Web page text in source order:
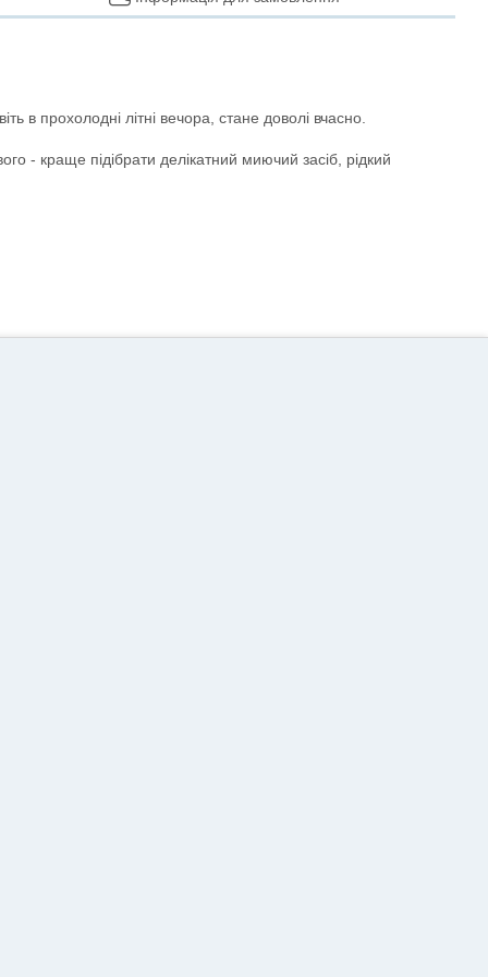
в прохолодні літні вечора, стане доволі вчасно.
- краще підібрати делікатний миючий засіб, рідкий